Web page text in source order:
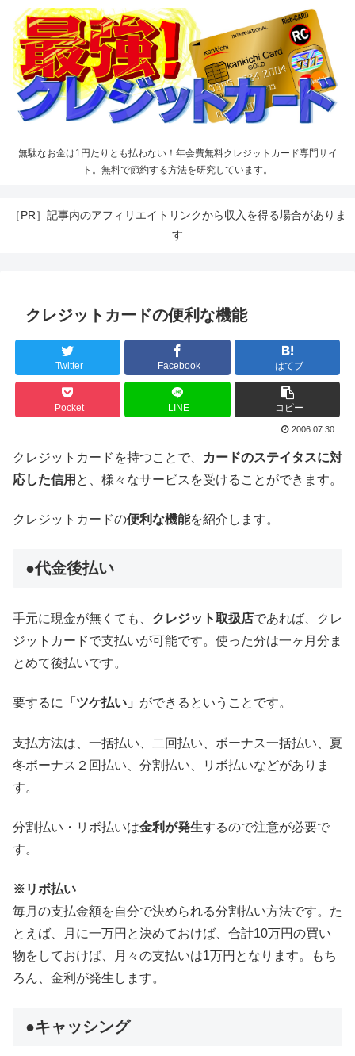
無駄なお金は1円たりとも払わない！年会費無料クレジットカード専門サイ
ト。無料で節約する方法を研究しています。
［PR］記事内のアフィリエイトリンクから収入を得る場合がありま
す
クレジットカードの便利な機能
Twitter Facebook はてブ
Pocket LINE コピー
2006.07.30
クレジットカードを持つことで、
カードのステイタスに対
応した信用 と、様々なサービスを受けることができます。
クレジットカードの便利な機能を紹介します。
●代金後払い
手元に現金が無くても、 クレジット取扱店であれば、クレ
ジットカードで支払いが可能です。使った分は一ヶ月分ま
とめて後払いです。
要するに 「ツケ払い」 ができるということです。
支払方法は、一括払い、二回払い、ボーナス一括払い、夏
冬ボーナス２回払い、分割払い、リボ払いなどがありま
す。
分割払い・リボ払いは金利が発生するので注意が必要で
す。
※リボ払い
毎月の支払金額を自分で決められる分割払い方法です。た
とえば、月に一万円と決めておけば、合計10万円の買い
物をしておけば、月々の支払いは1万円となります。もち
ろん、金利が発生します。
●キャッシング